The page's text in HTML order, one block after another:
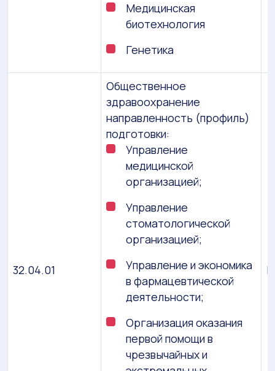
Медицинская
биотехнология
Генетика
32.04.01
Общественное
здравоохранение
направленность (профиль)
подготовки:
Управление
медицинской
организацией;
Управление
стоматологической
организацией;
Управление и экономика
в фармацевтической
деятельности;
Организация оказания
первой помощи в
чрезвычайных и